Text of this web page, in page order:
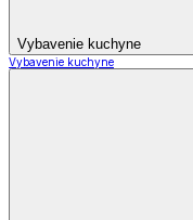
Vybavenie kuchyne
Vybavenie kuchyne